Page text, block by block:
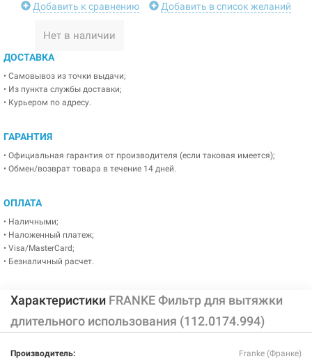
Добавить к сравнению
Добавить в список желаний
Нет в наличии
ДОСТАВКА
• Самовывоз из точки выдачи;
• Из пункта службы доставки;
• Курьером по адресу.
ГАРАНТИЯ
• Официальная гарантия от производителя (если таковая имеется);
• Обмен/возврат товара в течение 14 дней.
ОПЛАТА
• Наличными;
• Наложенный платеж;
• Visa/MasterCard;
• Безналичный расчет.
Характеристики FRANKE Фильтр для вытяжки
длительного использования (112.0174.994)
Производитель: Franke (Франке)